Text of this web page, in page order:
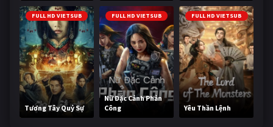
FULL HD VIETSUB
Tương Tây Quỷ Sự
FULL HD VIETSUB
Nữ Đặc Cảnh Phản
Công
FULL HD VIETSUB
Yêu Thần Lệnh